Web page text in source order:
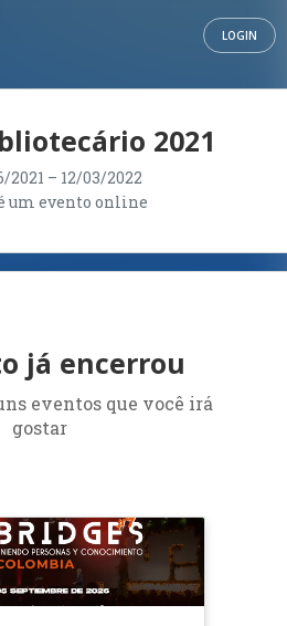
LOGIN
2021
2021 – 12/03/2022
um evento online
já encerrou
eventos que você irá
gostar